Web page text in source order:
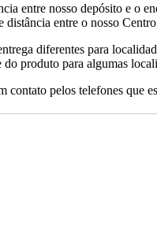
entre nosso depósito e o
entre o nosso
diferentes para
produto para algumas
contato pelos telefones que